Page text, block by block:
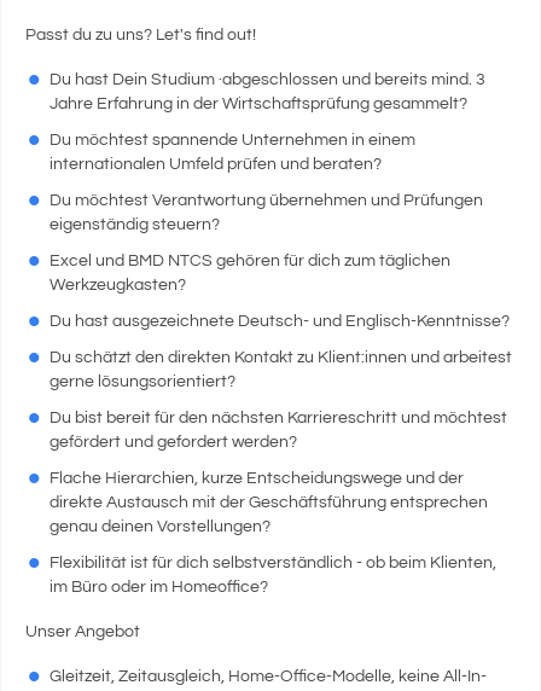
Passt du zu uns? Let's find out!
Du hast Dein Studium ·abgeschlossen und bereits mind. 3
Jahre Erfahrung in der Wirtschaftsprüfung gesammelt?
Du möchtest spannende Unternehmen in einem
internationalen Umfeld prüfen und beraten?
Du möchtest Verantwortung übernehmen und Prüfungen
eigenständig steuern?
Excel und BMD NTCS gehören für dich zum täglichen
Werkzeugkasten?
Du hast ausgezeichnete Deutsch- und Englisch-Kenntnisse?
Du schätzt den direkten Kontakt zu Klient:innen und arbeitest
gerne lösungsorientiert?
Du bist bereit für den nächsten Karriereschritt und möchtest
gefördert und gefordert werden?
Flache Hierarchien, kurze Entscheidungswege und der
direkte Austausch mit der Geschäftsführung entsprechen
genau deinen Vorstellungen?
Flexibilität ist für dich selbstverständlich - ob beim Klienten,
im Büro oder im Homeoffice?
Unser Angebot
Gleitzeit, Zeitausgleich, Home-Office-Modelle, keine All-In-